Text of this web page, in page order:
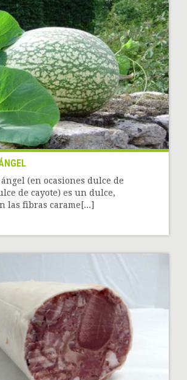
(en ocasiones dulce de
de cayote) es un dulce,
las fibras carame[...]